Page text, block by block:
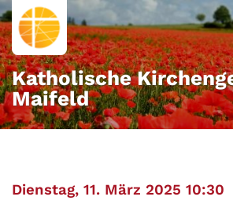
Zum Inhalt springen
Katholische
Maifeld
Dienstag, 11. März 2025 10:30